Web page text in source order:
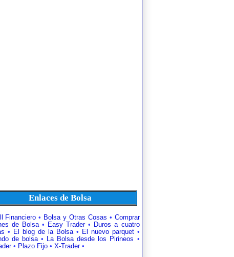
Enlaces de Bolsa
Financiero • Bolsa y Otras Cosas • Comprar
de Bolsa• Easy Trader•
Duros a cuatro
• El blog de la Bolsa• El nuevo parquet•
de bolsa• La Bolsa desde los Pirineos •
• Plazo Fijo• X-Trader•